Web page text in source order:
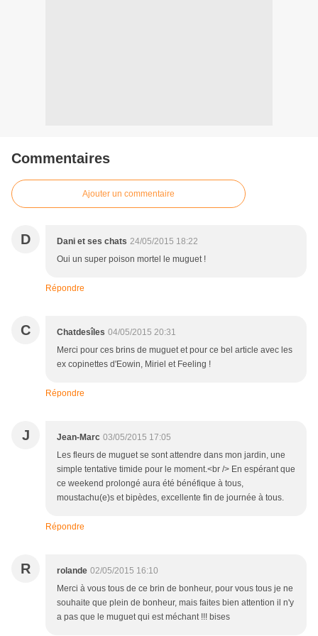
Commentaires
Ajouter un commentaire
D Dani et ses chats 24/05/2015 18:22
Oui un super poison mortel le muguet !
Répondre
C Chatdesîles 04/05/2015 20:31
Merci pour ces brins de muguet et pour ce bel article avec les
ex copinettes d'Eowin, Miriel et Feeling !
Répondre
J Jean-Marc 03/05/2015 17:05
Les fleurs de muguet se sont attendre dans mon jardin, une
simple tentative timide pour le moment.<br /> En espérant que
ce weekend prolongé aura été bénéfique à tous,
moustachu(e)s et bipèdes, excellente fin de journée à tous.
Répondre
R rolande 02/05/2015 16:10
Merci à vous tous de ce brin de bonheur, pour vous tous je ne
souhaite que plein de bonheur, mais faites bien attention il n'y
a pas que le muguet qui est méchant !!! bises